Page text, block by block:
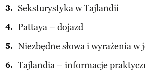
Seksturystyka w Tajlandii
Pattaya – dojazd
Niezbędne słowa i wyrażenia
Tajlandia – informacje